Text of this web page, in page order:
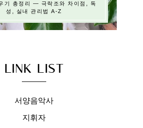
기 총정리 — 극락조와 차이점, 독
성, 실내 관리법 A-Z
LINK LIST
서양음악사
지휘자